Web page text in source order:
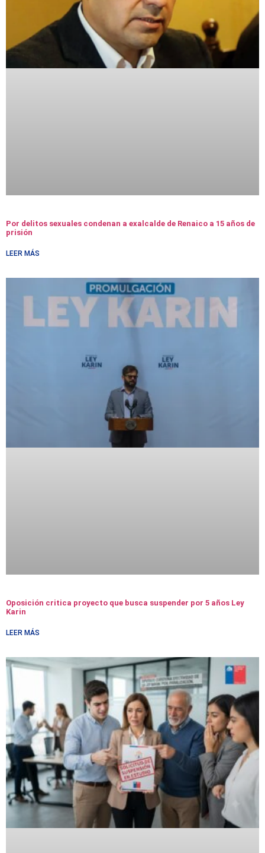
Por delitos sexuales condenan a exalcalde de Renaico a 15 años de
prisión
LEER MÁS
Oposición critica proyecto que busca suspender por 5 años Ley
Karin
LEER MÁS